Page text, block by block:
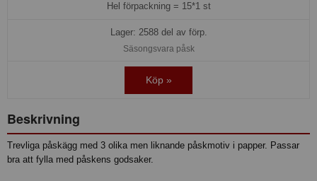
Hel förpackning = 15*1 st
Lager: 2588 del av förp.
Säsongsvara påsk
Köp »
Beskrivning
Trevliga påskägg med 3 olika men liknande påskmotiv i papper. Passar
bra att fylla med påskens godsaker.